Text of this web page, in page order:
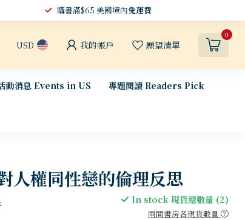
購書滿$65 美國境內免運費
USD 我的帳戶 願望清單
0
動消息 Events in US 專題閱讀 Readers Pick
人權同性戀的倫理反思
In stock 現貨總數量 (2)
兩間書房各現貨數量